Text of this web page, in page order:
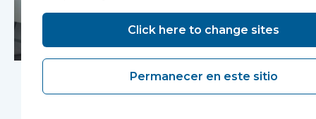
Rhys Hopkins,
Click here to change sites
Permanecer en este sitio